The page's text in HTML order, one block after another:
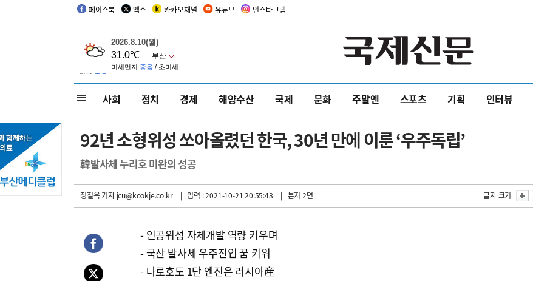
페이스북 엑스 카카오채널 유튜브 인스타그램
사회 정치 경제 해양수산 국제 문화 주말엔 스포츠 기획 인터뷰
92년 소형위성 쏘아올렸던 한국, 30년 만에 이룬 ‘우주독립’
韓발사체 누리호 미완의 성공
정철욱 기자jcu@kookje.co.kr | 입력 : 2021-10-21 20:55:48 | 본지 2면 글자 크기
- 인공위성 자체개발 역량 키우며
- 국산 발사체 우주진입 꿈 키워
- 나로호도 1단 엔진은 러시아産